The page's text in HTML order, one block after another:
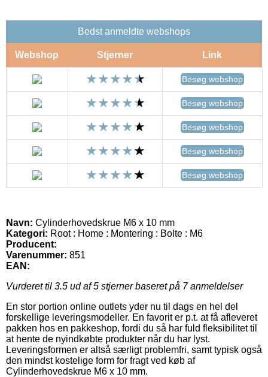
Bedst anmeldte webshops
Webshop Stjerner Link
Besøg webshop
Besøg webshop
Besøg webshop
Besøg webshop
Besøg webshop
Navn: Cylinderhovedskrue M6 x 10 mm
Kategori: Root : Home : Montering : Bolte : M6
Producent:
Varenummer: 851
EAN:
Vurderet til 3.5 ud af 5 stjerner baseret på 7anmeldelser
En stor portion online outlets yder nu til dags en hel del
forskellige leveringsmodeller. En favorit er p.t. at få afleveret
pakken hos en pakkeshop, fordi du så har fuld fleksibilitet til
at hente de nyindkøbte produkter når du har lyst.
Leveringsformen er altså særligt problemfri, samt typisk også
den mindst kostelige form for fragt ved køb af
Cylinderhovedskrue M6 x 10 mm.